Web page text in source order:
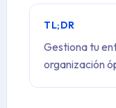
TL;DR
Gestiona tu
organización